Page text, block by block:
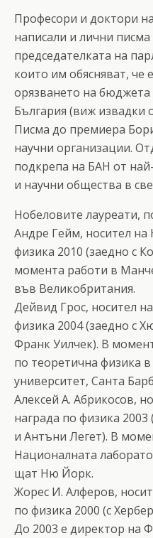
Професори и доктори
написали и лични
председателката на
които им обясняват, че
орязването на бюджета
България (виж извадки
Писма до премиера
научни организации.
подкрепа на БАН от
и научни общества в
Нобеловите лауреати,
Андре Гейм, носител на
физика 2010 (заедно с
момента работи в
във Великобритания.
Дейвид Грос, носител
физика 2004 (заедно с
Франк Уилчек). В
по теоретична физика
университет, Санта
Алексей А. Абрикосов,
награда по физика 2003
и Антъни Легет). В
Националната
щат Ню Йорк.
Жорес И. Алферов,
по физика 2000 (с
До 2003 е директор на